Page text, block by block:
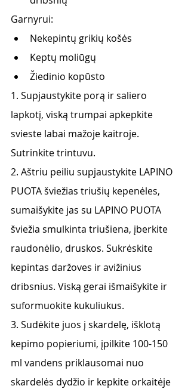
Garnyrui:
Nekepintų grikių košės
Keptų moliūgų
Žiedinio kopūsto
1. Supjaustykite porą ir saliero
lapkotį, viską trumpai apkepkite
svieste labai mažoje kaitroje.
Sutrinkite trintuvu.
2. Aštriu peiliu supjaustykite LAPINO
PUOTA šviežias triušių kepenėles,
sumaišykite jas su LAPINO PUOTA
šviežia smulkinta triušiena, įberkite
raudonėlio, druskos. Sukrėskite
kepintas daržoves ir avižinius
dribsnius. Viską gerai išmaišykite ir
suformuokite kukuliukus.
3. Sudėkite juos į skardelę, išklotą
kepimo popieriumi, įpilkite 100-150
ml vandens priklausomai nuo
skardelės dydžio ir kepkite orkaitėje